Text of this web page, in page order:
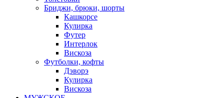
Бриджи, брюки, шорты
Кашкорсе
Кулирка
Футер
Интерлок
Вискоза
Футболки, кофты
Дэворэ
Кулирка
Вискоза